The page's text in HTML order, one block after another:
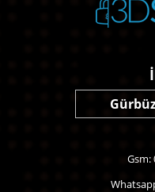
Gsm: